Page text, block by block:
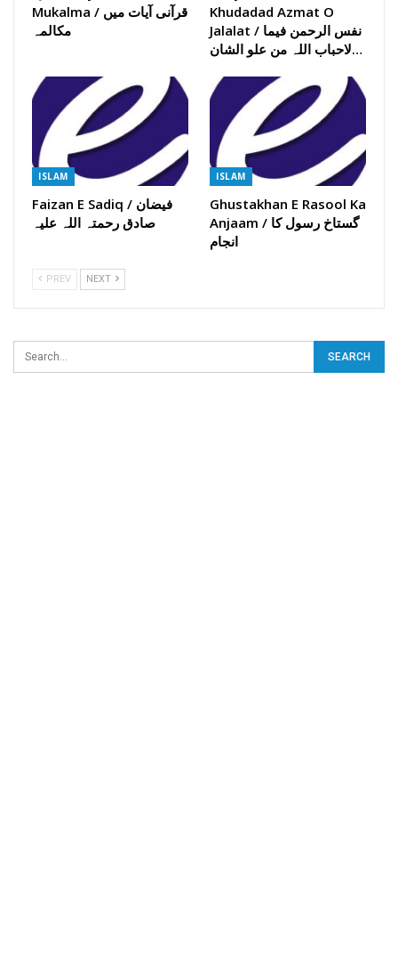
Mukalma / قرآنی آیات میں
مکالمہ
Khudadad Azmat O
Jalalat / نفس الرحمن فیما
لاحباب اللہ من علو الشان…
ISLAM
Faizan E Sadiq / فیضان
صادق رحمتہ اللہ علیہ
ISLAM
Ghustakhan E Rasool Ka
Anjaam / گستاخ رسول کا
انجام
PREV NEXT